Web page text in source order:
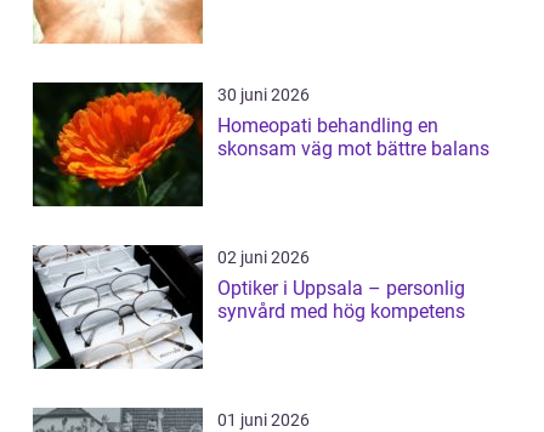
30 juni 2026
Homeopati behandling en
skonsam väg mot bättre balans
02 juni 2026
Optiker i Uppsala – personlig
synvård med hög kompetens
01 juni 2026